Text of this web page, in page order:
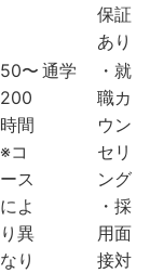
保証
あり
50〜
200
時間
※コ
ース
によ
り異
なり
通学
・就
職カ
ウン
セリ
ング
・採
用面
接対